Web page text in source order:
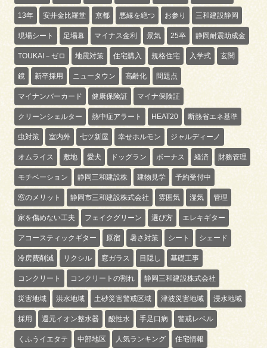
13年 安井金比羅堂 京都 悪縁を絶つ お参り 三和建設静岡
現場シート 足場幕 マイナス金利 景気 25卒 静岡耐震助成金
TOUKAI－ゼロ 地震対策 住宅購入 規格住宅 入学式 玄関
鏡 新卒採用 ニュータウン 高齢化 問題点
マイナンバーカード 健康保険証 マイナ保険証
クリーンシェルター 熱中症アラート HEAT20 断熱省エネ基準
虫対策 室内外 七ツ新屋 幸せホルモン ジャルディーノ
オムライス 敷地 愛犬 ドッグラン ボーナス 経済 財務管理
モチベーション 静岡三和建設株 建物見学 予約受付中
窓のメリット 静岡市三和建設株式会社 雰囲気 湿気 管理
家を傷めない工夫 フェイクグリーン 選び方 エレキギター
アコースティックギター 原宿 暑さ対策 シート シェード
冷房費削減 リクシル 窓ガラス 目隠し 基礎工事
コンクリート コンクリートの割れ 静岡三和建設株式会社
災害地域 洪水地域 土砂災害警戒区域 津波災害地域 浸水地域
採用 還元イオン整水器 酸性水 手足口病 警戒レベル
くふうイエタテ 中部地区 人気ランキング 住宅情報